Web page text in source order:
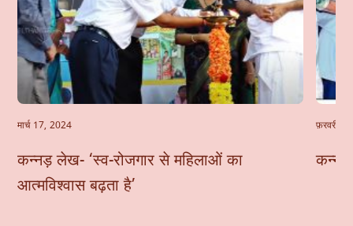
मार्च 17, 2024
कन्नड़ लेख- ‘स्व-रोजगार से महिलाओं का
आत्मविश्वास बढ़ता है’
फ़रवरी
कन्नड़